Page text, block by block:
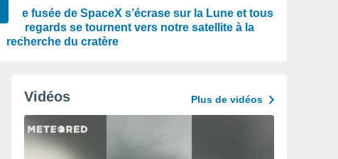
Une fusée de SpaceX s’écrase sur la Lune et tous
les regards se tournent vers notre satellite à la
recherche du cratère
Vidéos Plus de vidéos